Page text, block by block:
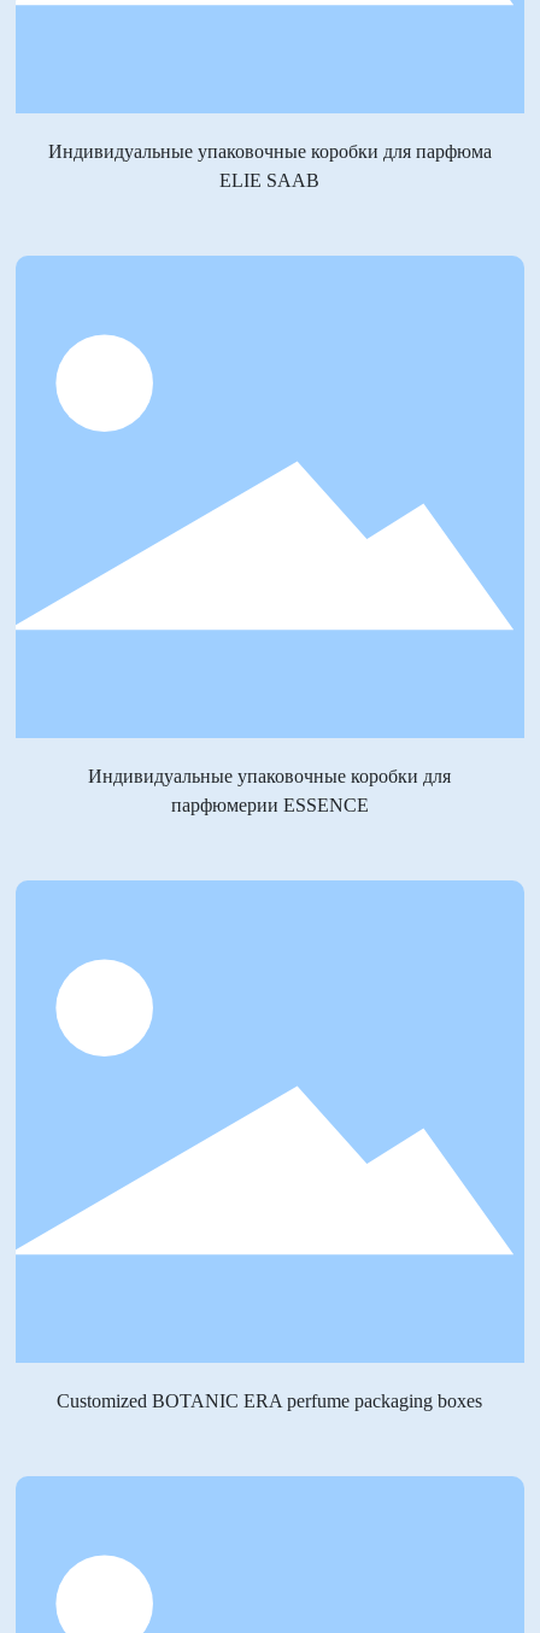
Индивидуальные упаковочные коробки для парфюма
ELIE SAAB
Индивидуальные упаковочные коробки для
парфюмерии ESSENCE
Customized BOTANIC ERA perfume packaging boxes